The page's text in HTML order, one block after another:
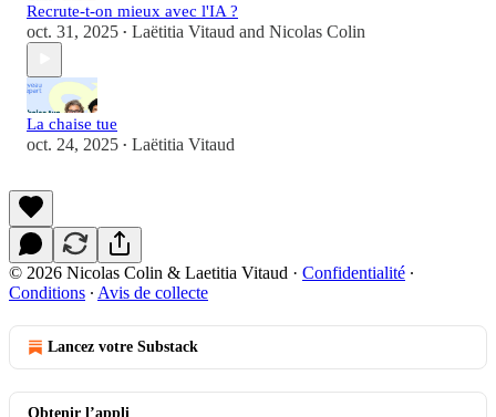
Recrute-t-on mieux avec l'IA ?
oct. 31, 2025 • Laëtitia Vitaud and Nicolas Colin
La chaise tue
oct. 24, 2025 • Laëtitia Vitaud
© 2026 Nicolas Colin & Laetitia Vitaud · Confidentialité ∙
Conditions ∙ Avis de collecte
Lancez votre Substack
Obtenir l’appli